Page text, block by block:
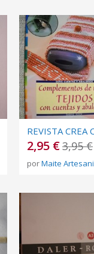
2,95 €3,95 €
porMaite